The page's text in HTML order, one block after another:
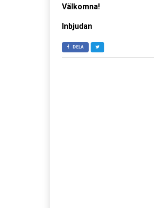
Välkomna!
Inbjudan
DELA